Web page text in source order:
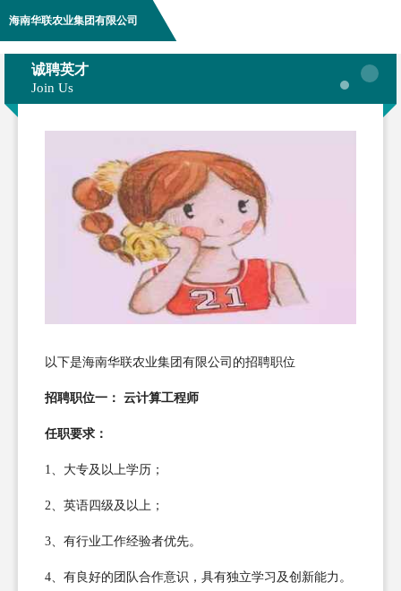
海南华联农业集团有限公司
诚聘英才
Join Us
以下是海南华联农业集团有限公司的招聘职位
招聘职位一： 云计算工程师
任职要求：
1、大专及以上学历；
2、英语四级及以上；
3、有行业工作经验者优先。
4、有良好的团队合作意识，具有独立学习及创新能力。